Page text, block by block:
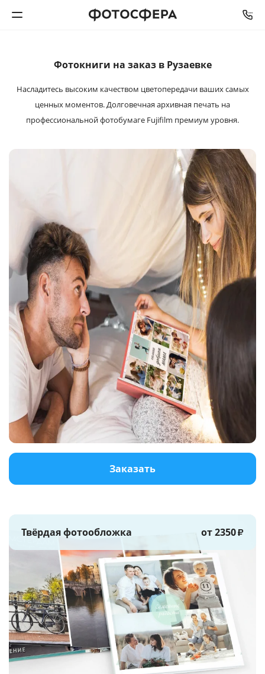
Печать фото
Фотокниги
Календари
Багетная мастерская
Полиграфия
Услуги и сервис
Магазин
Фотокниги на заказ в Рузаевке
Насладитесь высоким качеством цветопередачи ваших самых
ценных моментов. Долговечная архивная печать на
профессиональной фотобумаге Fujifilm премиум уровня.
Заказать
СРОК ИЗГОТОВЛЕНИЯ ОТ2ДО5 РАБОЧИХ ДНЕЙ
Твёрдая фотообложка от 2350₽